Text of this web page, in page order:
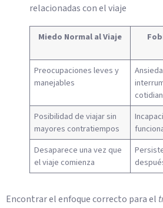
relacionadas con el viaje
Miedo Normal al Viaje
Preocupaciones leves y
manejables
Posibilidad de viajar sin
mayores contratiempos
Desaparece una vez que
el viaje comienza
Encontrar el enfoque correcto para el